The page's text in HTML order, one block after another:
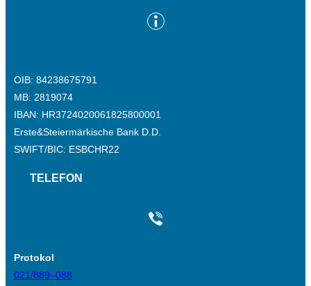
OIB: 84238675791
MB: 2819074
IBAN: HR3724020061825800001
Erste&Steiermärkische Bank D.D.
SWIFT/BIC: ESBCHR22
TELEFON
Protokol
021/889–088